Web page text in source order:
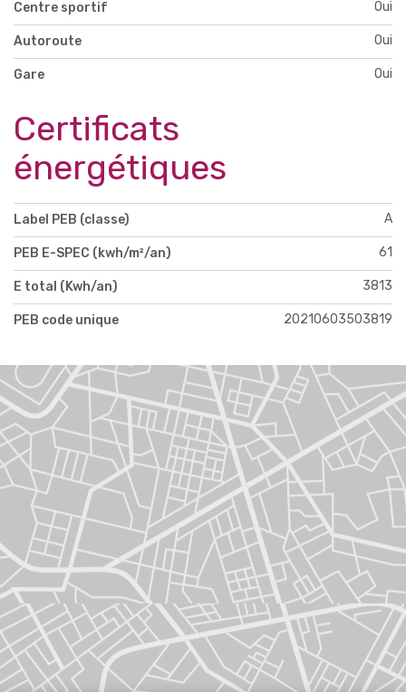
Centre sportif Oui
Autoroute Oui
Gare Oui
Certificats
énergétiques
Label PEB (classe) A
PEB E-SPEC (kwh/m²/an) 61
E total (Kwh/an) 3813
PEB code unique 20210603503819